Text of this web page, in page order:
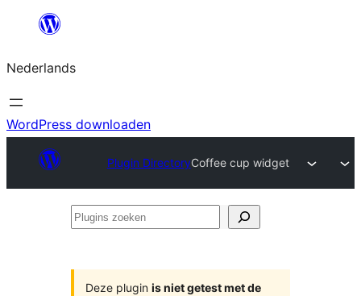
de
inhoud
Nederlands
WordPress downloaden
Plugin DirectoryCoffee cup widget
Plugins
Deze plugin is niet getest met de